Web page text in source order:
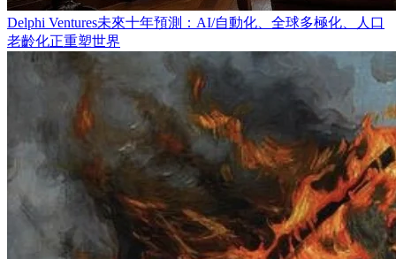
Delphi Ventures未來十年預測：AI/自動化、全球多極化、人口
老齡化正重塑世界